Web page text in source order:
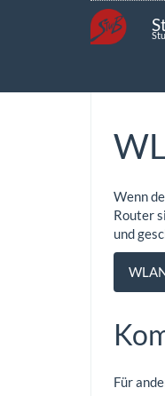
Wenn
Router
und
Für